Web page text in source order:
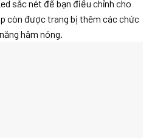
sắc nét để bạn điều chỉnh cho
còn được trang bị thêm các chức
hâm nóng.